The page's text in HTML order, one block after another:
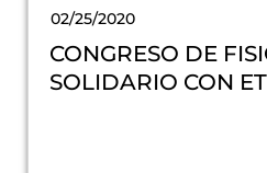
02/25/2020
CONGRESO DE
SOLIDARIO CON